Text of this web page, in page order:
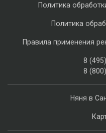
Няня в
Политика
Политика
Правила применения
8
8